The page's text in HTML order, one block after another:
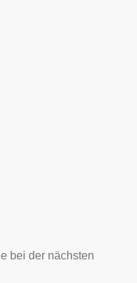
bei der nächsten